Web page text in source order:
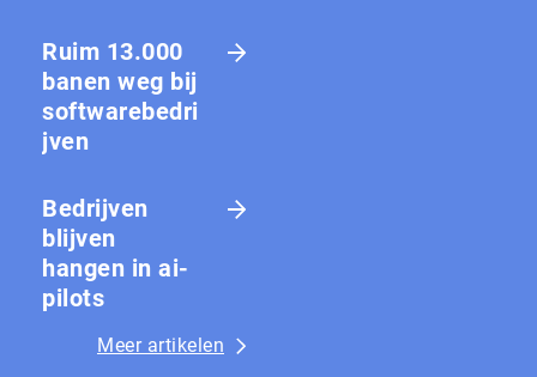
Ruim 13.000
banen weg bij
softwarebedri
jven
Bedrijven
blijven
hangen in ai-
pilots
Meer artikelen